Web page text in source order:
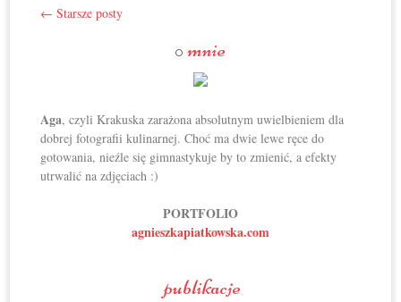
Post navigation
← Starsze posty
O mnie
Aga, czyli Krakuska zarażona absolutnym uwielbieniem dla
dobrej fotografii kulinarnej. Choć ma dwie lewe ręce do
gotowania, nieźle się gimnastykuje by to zmienić, a efekty
utrwalić na zdjęciach :)
PORTFOLIO
agnieszkapiatkowska.com
publikacje